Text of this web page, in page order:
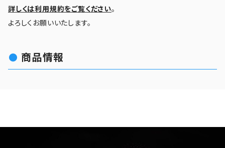
詳しくは利用規約をご覧ください。
よろしくお願いいたします。
商品情報